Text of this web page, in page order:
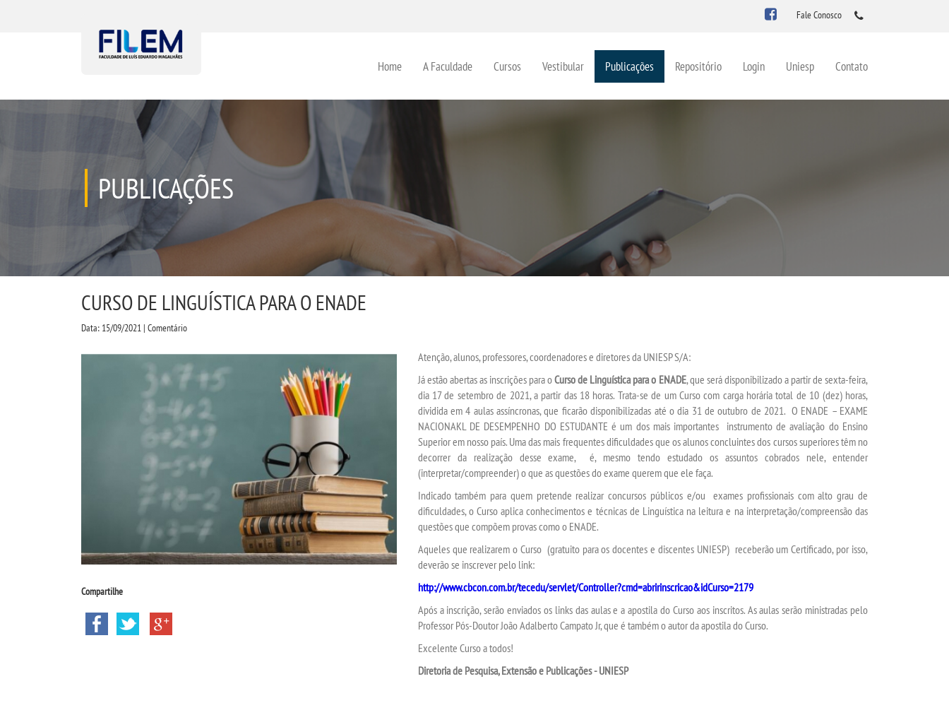
Fale Conosco
Home A Faculdade Cursos Vestibular Publicações Repositório Login Uniesp Contato
PUBLICAÇÕES
CURSO DE LINGUÍSTICA PARA O ENADE
Data: 15/09/2021 | Comentário
Compartilhe
Atenção, alunos, professores, coordenadores e diretores da UNIESP S/A:
Já estão abertas as inscrições para oCurso de Linguística para o ENADE, que será disponibilizado a partir de sexta-feira,
dia 17 de setembro de 2021, a partir das 18 horas. Trata-se de um Curso com carga horária total de 10 (dez) horas,
dividida em 4 aulas assíncronas, que ficarão disponibilizadas até o dia 31 de outubro de 2021. O ENADE – EXAME
NACIONAKL DE DESEMPENHO DO ESTUDANTE é um dos mais importantes instrumento de avaliação do Ensino
Superior em nosso país. Uma das mais frequentes dificuldades que os alunos concluintes dos cursos superiores têm no
decorrer da realização desse exame, é, mesmo tendo estudado os assuntos cobrados nele, entender
(interpretar/compreender) o que as questões do exame querem que ele faça.
Indicado também para quem pretende realizar concursos públicos e/ou exames profissionais com alto grau de
dificuldades, o Curso aplica conhecimentos e técnicas de Linguística na leitura e na interpretação/compreensão das
questões que compõem provas como o ENADE.
Aqueles que realizarem o Curso (gratuito para os docentes e discentes UNIESP) receberão um Certificado, por isso,
deverão se inscrever pelo link:
http://www.cbcon.com.br/tecedu/servlet/Controller?cmd=abririnscricao&idCurso=2179
Após a inscrição, serão enviados os links das aulas e a apostila do Curso aos inscritos. As aulas serão ministradas pelo
Professor Pós-Doutor João Adalberto Campato Jr, que é também o autor da apostila do Curso.
Excelente Curso a todos!
Diretoria de Pesquisa, Extensão e Publicações - UNIESP